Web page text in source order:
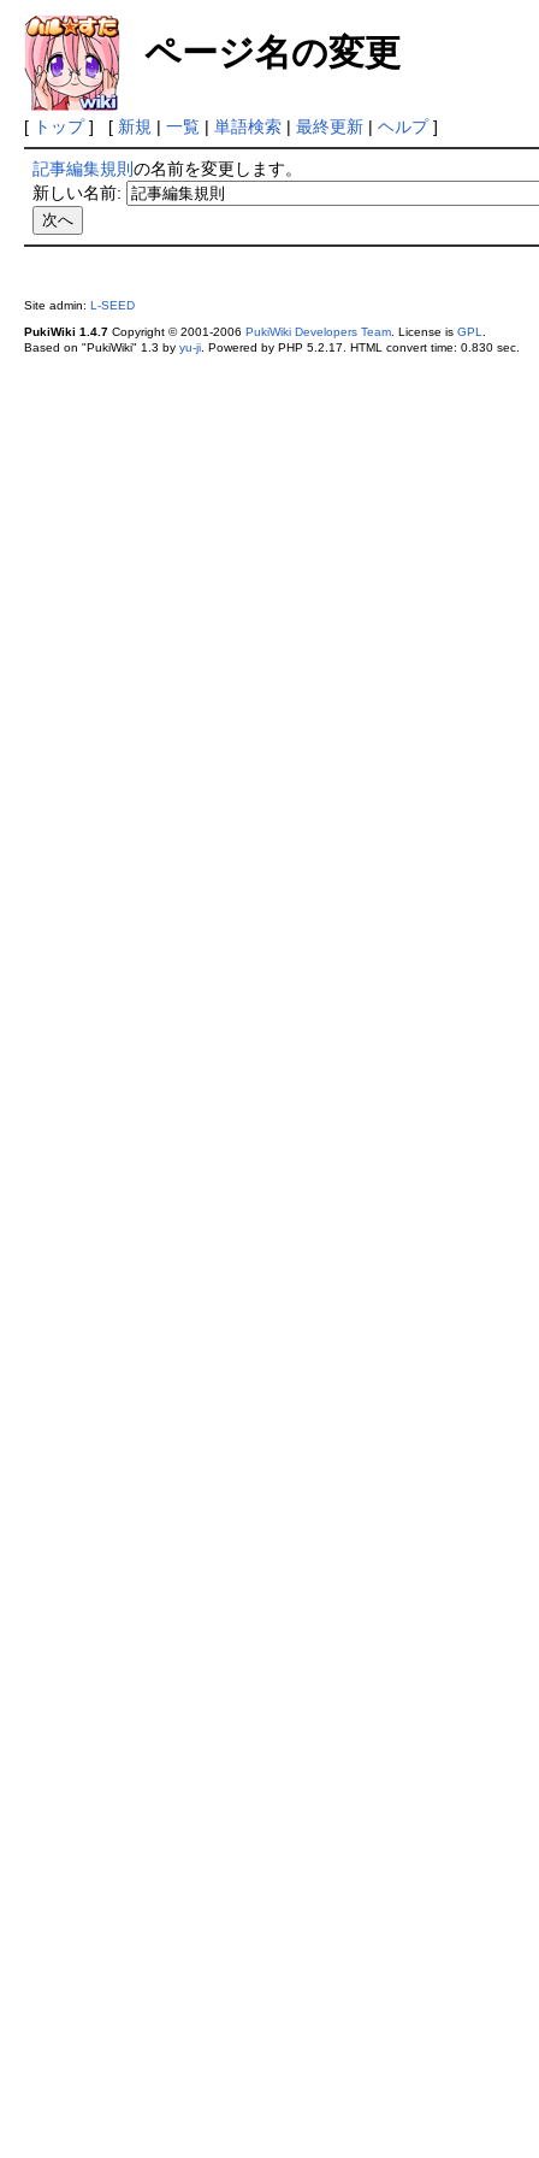
ページ名の変更
[ トップ] [ 新規 | 一覧| 単語検索| 最終更新| ヘルプ]
記事編集規則 の名前を変更します。
新しい名前:
Site admin: L-SEED
PukiWiki 1.4.7Copyright © 2001-2006 PukiWiki Developers Team. License is GPL
Based on "PukiWiki" 1.3 by yu-ji. Powered by PHP 5.2.17. HTML convert time: 0.830 sec.